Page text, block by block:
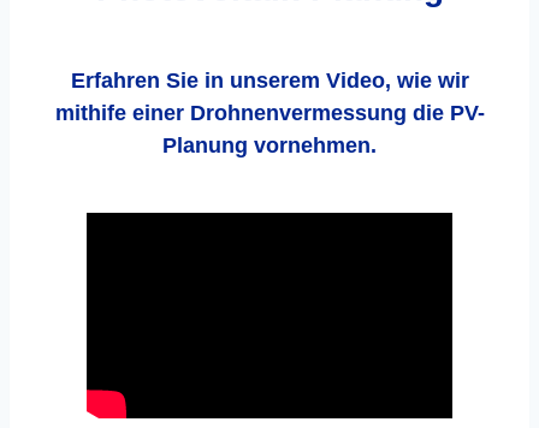
Erfahren Sie in unserem Video, wie wir
mithife einer Drohnenvermessung die PV-
Planung vornehmen.